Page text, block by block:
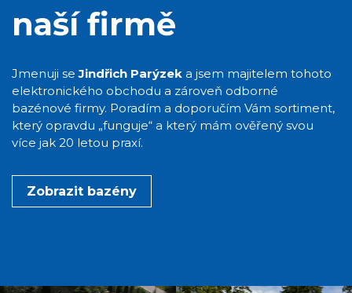
naší firmě
Jmenuji seJindřich Parýzek a jsem majitelem tohoto
elektronického obchodu a zároveň odborné
bazénové firmy. Poradím a doporučím Vám sortiment,
který opravdu „funguje“ a který mám ověřený svou
více jak 20 letou praxí.
Zobrazit bazény